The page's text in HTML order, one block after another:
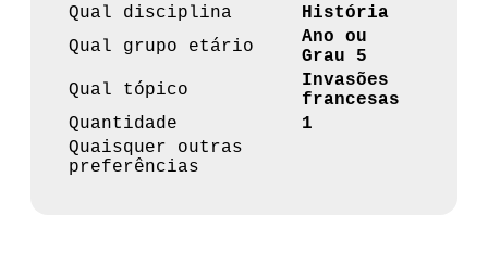
Qual disciplina
História
Qual grupo etário
Ano ou
Grau 5
Qual tópico
Invasões
francesas
Quantidade
1
Quaisquer outras
preferências